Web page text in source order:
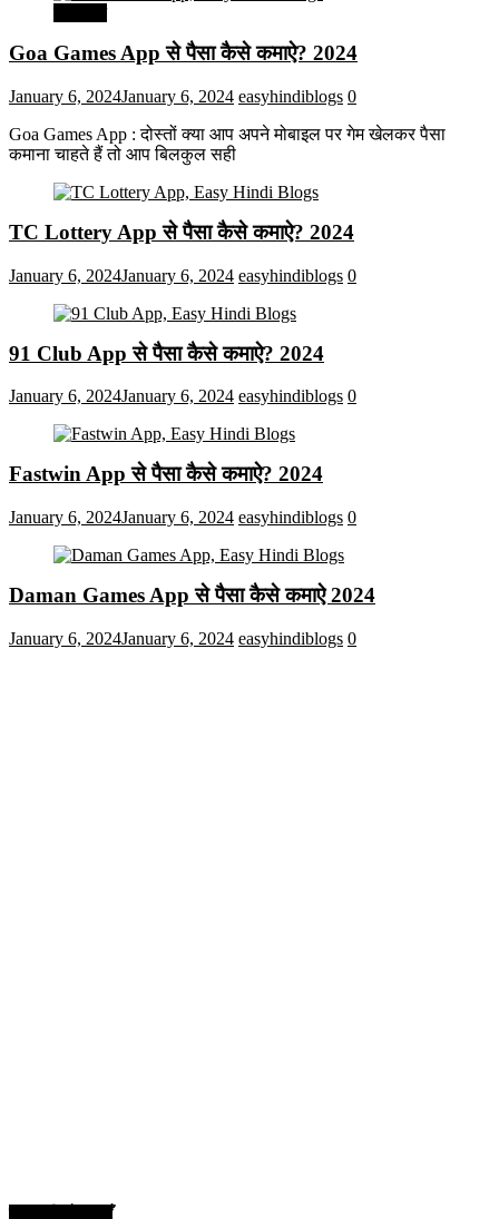
Goa Games App से पैसा कैसे कमाऐ? 2024
January 6, 2024January 6, 2024 easyhindiblogs 0
Goa Games App : दोस्तों क्या आप अपने मोबाइल पर गेम खेलकर पैसा
कमाना चाहते हैं तो आप बिलकुल सही
TC Lottery App से पैसा कैसे कमाऐ? 2024
January 6, 2024January 6, 2024 easyhindiblogs 0
91 Club App से पैसा कैसे कमाऐ? 2024
January 6, 2024January 6, 2024 easyhindiblogs 0
Fastwin App से पैसा कैसे कमाऐ? 2024
January 6, 2024January 6, 2024 easyhindiblogs 0
Daman Games App से पैसा कैसे कमाऐ 2024
January 6, 2024January 6, 2024 easyhindiblogs 0